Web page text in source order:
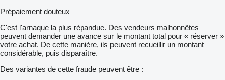
Prépaiement douteux
C'est l'arnaque la plus répandue. Des vendeurs malhonnêtes
peuvent demander une avance sur le montant total pour « réserver »
votre achat. De cette manière, ils peuvent recueillir un montant
considérable, puis disparaître.
Des variantes de cette fraude peuvent être :